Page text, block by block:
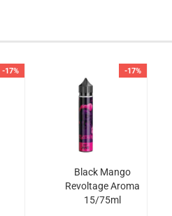
-17% -17%
Black Mango
Revoltage Aroma
15/75ml